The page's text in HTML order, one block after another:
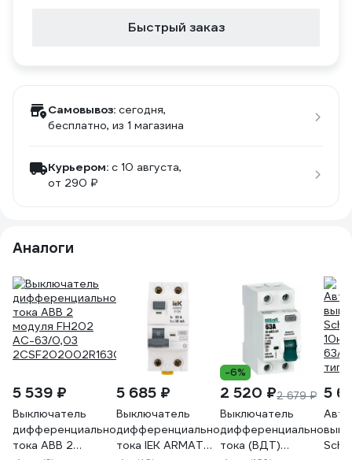
Быстрый заказ
Самовывоз: сегодня,
бесплатно, из 1 магазина
Курьером: c 10 августа,
от 290 ₽
Аналоги
5 539 ₽
Выключатель
дифференциального
тока ABB 2
5 685 ₽
Выключатель
дифференциального
тока IEK ARMAT
-6%
2 520 ₽2 679 ₽
Выключатель
дифференциального
тока (ВДТ)
5